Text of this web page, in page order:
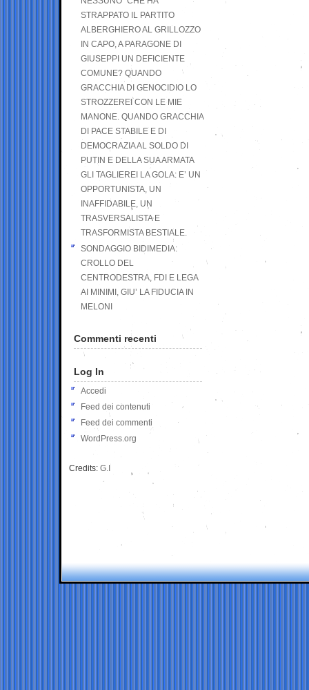
STRAPPATO IL PARTITO
ALBERGHIERO AL GRILLOZZO
IN CAPO, A PARAGONE DI
GIUSEPPI UN DEFICIENTE
COMUNE? QUANDO
GRACCHIA DI GENOCIDIO LO
STROZZEREI CON LE MIE
MANONE. QUANDO GRACCHIA
DI PACE STABILE E DI
DEMOCRAZIA AL SOLDO DI
PUTIN E DELLA SUA ARMATA
GLI TAGLIEREI LA GOLA: E’ UN
OPPORTUNISTA, UN
INAFFIDABILE, UN
TRASVERSALISTA E
TRASFORMISTA BESTIALE.
SONDAGGIO BIDIMEDIA:
CROLLO DEL
CENTRODESTRA, FDI E LEGA
AI MINIMI, GIU’ LA FIDUCIA IN
MELONI
Commenti recenti
Log In
Accedi
Feed dei contenuti
Feed dei commenti
WordPress.org
Credits: G.I